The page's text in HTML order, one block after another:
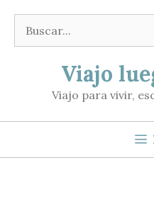
contenido
Buscar:
Viajo
Viajo para vivir,